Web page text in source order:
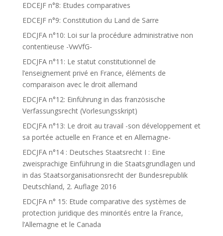
EDCEJF n°8: Etudes comparatives
EDCEJF n°9: Constitution du Land de Sarre
EDCJFA n°10: Loi sur la procédure administrative non
contentieuse -VwVfG-
EDCJFA n°11: Le statut constitutionnel de
l’enseignement privé en France, éléments de
comparaison avec le droit allemand
EDCJFA n°12: Einführung in das französische
Verfassungsrecht (Vorlesungsskript)
EDCJFA n°13: Le droit au travail -son développement et
sa portée actuelle en France et en Allemagne-
EDCJFA n°14 : Deutsches Staatsrecht I : Eine
zweisprachige Einführung in die Staatsgrundlagen und
in das Staatsorganisationsrecht der Bundesrepublik
Deutschland, 2. Auflage 2016
EDCJFA n° 15: Etude comparative des systèmes de
protection juridique des minorités entre la France,
l’Allemagne et le Canada